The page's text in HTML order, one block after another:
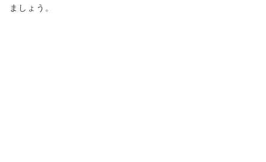
ましょう。